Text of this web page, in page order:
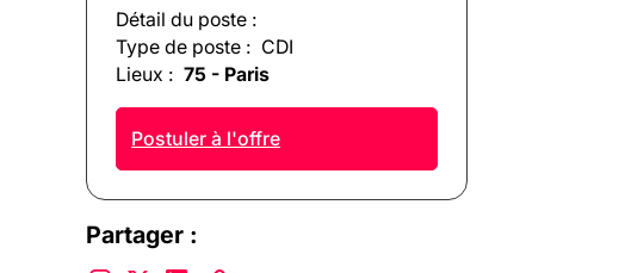
Détail du poste :
Type de poste : CDI
Lieux : 75 - Paris
Postuler à l'offre
Partager :